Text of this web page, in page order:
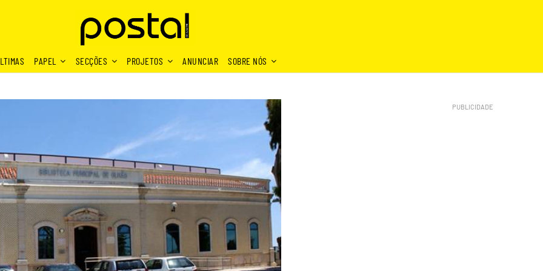
PAPEL SECÇÕES PROJETOS ANUNCIAR SOBRE NÓS